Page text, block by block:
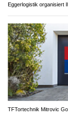
Eggerlogistik organisiert
TFTortechnik Mitrovic